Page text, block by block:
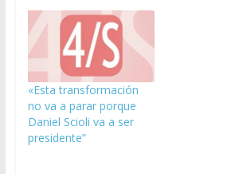
«Esta transformación
no va a parar porque
Daniel Scioli va a ser
presidente”